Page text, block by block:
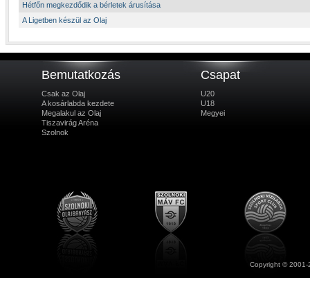
Hétfőn megkezdődik a bérletek árusítása
A Ligetben készül az Olaj
Bemutatkozás
Csak az Olaj
A kosárlabda kezdete
Megalakul az Olaj
Tiszavirág Aréna
Szolnok
Csapat
U20
U18
Megyei
Copyright ©